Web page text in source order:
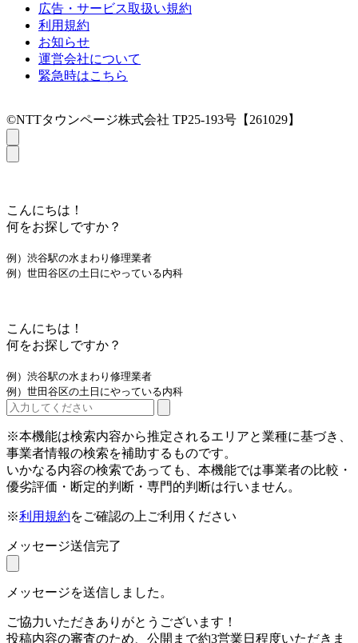
広告・サービス取扱い規約
利用規約
お知らせ
運営会社について
緊急時はこちら
©NTTタウンページ株式会社 TP25-193号【261029】
こんにちは！
何をお探しですか？
例）渋谷駅の水まわり修理業者
例）世田谷区の土日にやっている内科
こんにちは！
何をお探しですか？
例）渋谷駅の水まわり修理業者
例）世田谷区の土日にやっている内科
※本機能は検索内容から推定されるエリアと業種に基づき、
事業者情報の検索を補助するものです。
いかなる内容の検索であっても、本機能では事業者の比較・
優劣評価・断定的判断・専門的判断は行いません。
※利用規約をご確認の上ご利用ください
メッセージ送信完了
メッセージを送信しました。
ご協力いただきありがとうございます！
投稿内容の審査のため、公開まで約3営業日程度いただきま